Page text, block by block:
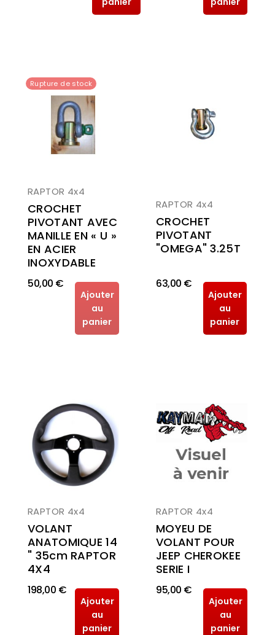
Rupture de stock
RAPTOR 4x4
CROCHET
PIVOTANT AVEC
MANILLE EN « U »
EN ACIER
INOXYDABLE
50,00 €
Ajouter
au
panier
RAPTOR 4x4
CROCHET
PIVOTANT
"OMEGA" 3.25T
63,00 €
Ajouter
au
panier
RAPTOR 4x4
VOLANT
ANATOMIQUE 14
" 35cm RAPTOR
4X4
198,00 €
Ajouter
au
panier
RAPTOR 4x4
MOYEU DE
VOLANT POUR
JEEP CHEROKEE
SERIE I
95,00 €
Ajouter
au
panier